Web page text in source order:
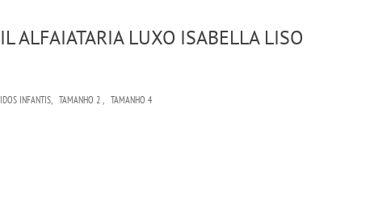
ALFAIATARIA LUXO ISABELLA LISO
INFANTIS TAMANHO 2
TAMANHO 4